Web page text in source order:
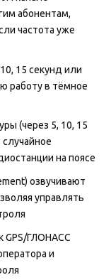
абонентам,
частота уже
15 секунд или
работу в тёмное
(через 5, 10, 15
на поясе
озвучивают
управлять
GPS/ГЛОНАСС
и